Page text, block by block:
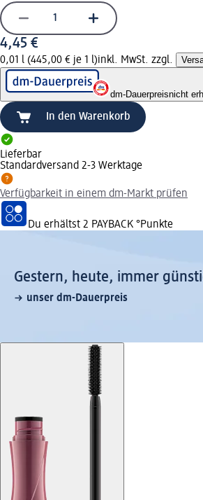
4,45 €
0,01 l (445,00 € je 1 l)inkl. MwSt. zzgl.
dm-Dauerpreisnicht
In den Warenkorb
Lieferbar
Standardversand 2-3 Werktage
Verfügbarkeit in einem dm-Markt prüfen
Du erhältst 2 PAYBACK °Punkte
Gestern, heute, immer
unser dm-Dauerpreis